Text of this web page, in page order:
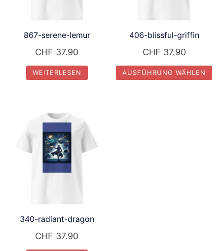
867-serene-lemur
CHF 37.90
WEITERLESEN
406-blissful-griffin
CHF 37.90
AUSFÜHRUNG WÄHLEN
340-radiant-dragon
CHF 37.90